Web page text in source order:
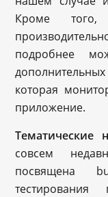
Кроме того,
подробнее
которая
приложение.
Тематические
совсем
посвящена
тестирования